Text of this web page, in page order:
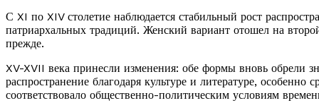
С XI по XIV столетие наблюдается стабильный рост
патриархальных традиций. Женский вариант отошел на
прежде.
XV-XVII века принесли изменения: обе формы вновь обрели
распространение благодаря культуре и литературе,
соответствовало общественно-политическим условиям